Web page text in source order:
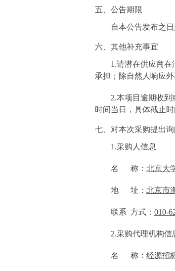
五、公告期限
自本公告发布之
六、其他补充事宜
1.请潜在供应商在
承担；除自然人响应
2.本项目逾期收到
时间当日，具体截止
七、对本次采购提出
1.采购人信息
名 称： 北京大
地 址： 北京市
联系 方式： 010-
2.采购代理机构信
名 称： 经源招